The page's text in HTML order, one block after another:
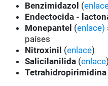
Benzimidazol (
Endectocida -
Monepantel (enlace)
países
Nitroxinil (enlace)
Salicilanilida (enlace)
Tetrahidropirimidina